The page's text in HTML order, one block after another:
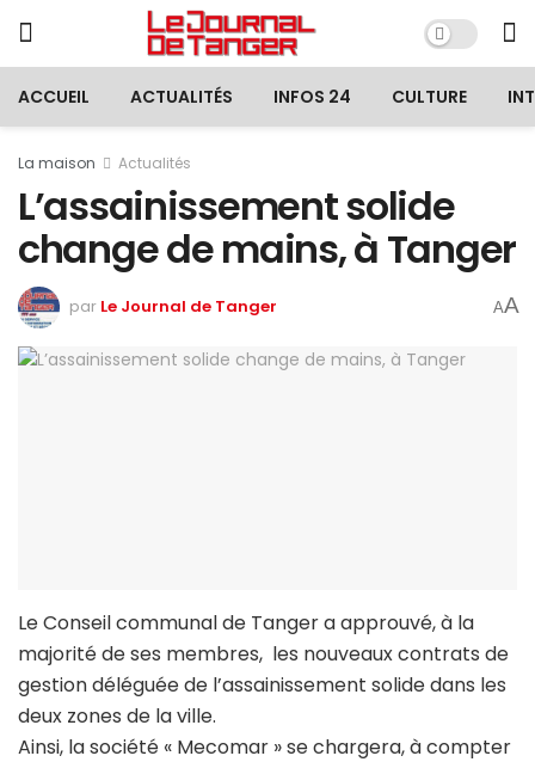
ACCUEIL ACTUALITÉS INFOS 24 CULTURE
La maison Actualités
L’assainissement solide
change de mains, à Tanger
par Le Journal de Tanger AA
Le Conseil communal de Tanger a approuvé, à la
majorité de ses membres, les nouveaux contrats de
gestion déléguée de l’assainissement solide dans les
deux zones de la ville.
Ainsi, la société « Mecomar » se chargera, à compter